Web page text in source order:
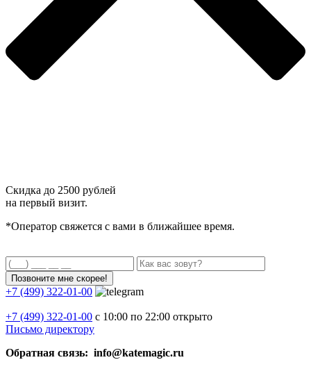
Скидка до 2500 рублей
на первый визит.
*Оператор свяжется с вами в ближайшее время.
+7 (499) 322-01-00
+7 (499) 322-01-00 с 10:00 по 22:00 открыто
Письмо директору
Обратная связь: info@katemagic.ru